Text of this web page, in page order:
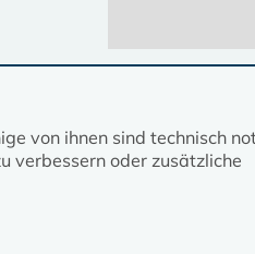
Diese Seite
Evangelische
von ihnen sind technisch
verbessern oder zusätzliche